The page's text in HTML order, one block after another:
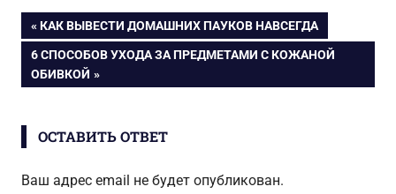
облегчат Вам
жизнь
отделки кухни
Навигация
по
ПРЕДЫДУЩАЯ
ЗАПИСЬ:
КАК ВЫВЕСТИ ДОМАШНИХ ПАУКОВ НАВСЕГДА
СЛЕДУЮЩАЯ
ЗАПИСЬ:
6 СПОСОБОВ УХОДА ЗА ПРЕДМЕТАМИ С КОЖАНОЙ
ОБИВКОЙ
ОСТАВИТЬ ОТВЕТ
Ваш адрес email не будет опубликован.